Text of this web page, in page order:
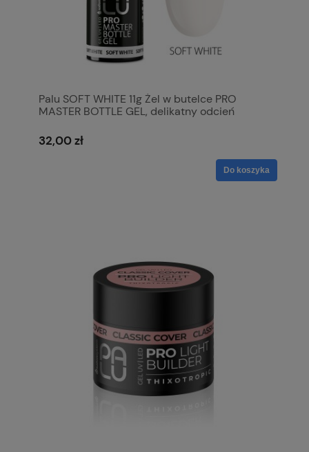
Palu SOFT WHITE 11g Żel w butelce PRO
MASTER BOTTLE GEL, delikatny odcień
60 %
32,00 zł
Do koszyka